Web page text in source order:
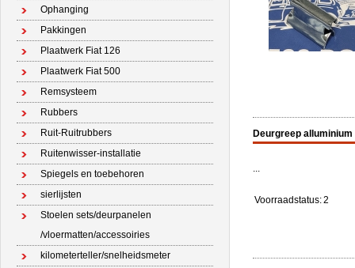
Ophanging
Pakkingen
Plaatwerk Fiat 126
Plaatwerk Fiat 500
Remsysteem
Rubbers
Ruit-Ruitrubbers
Ruitenwisser-installatie
Spiegels en toebehoren
sierlijsten
Stoelen sets/deurpanelen
/vloermatten/accessoiries
kilometerteller/snelheidsmeter
Deurgreep
...
Voorraadstatus:2